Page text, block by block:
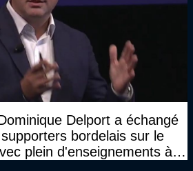
Delport a échangé
bordelais sur le
plein d'enseignements à la